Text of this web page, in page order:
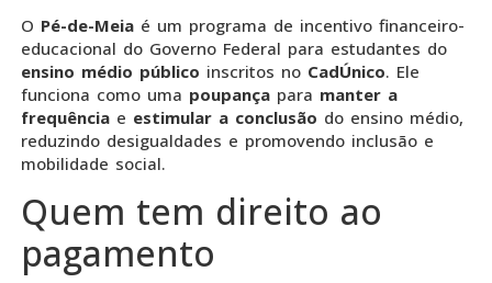
O Pé-de-Meia é um programa de incentivo financeiro-
educacional do Governo Federal para estudantes do
ensino médio público inscritos no CadÚnico. Ele
funciona como uma poupança para manter a
frequência e estimular a conclusão do ensino médio,
reduzindo desigualdades e promovendo inclusão e
mobilidade social.
Quem tem direito ao
pagamento